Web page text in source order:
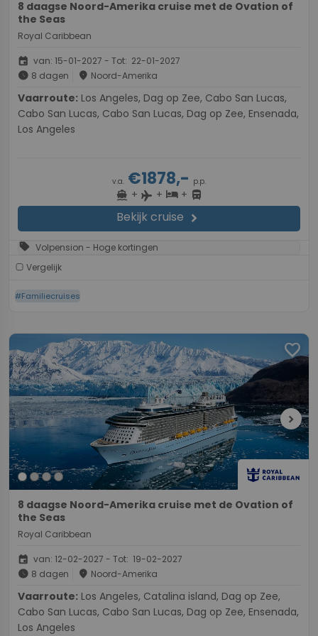
8 daagse Noord-Amerika cruise met de Ovation of
the Seas
Royal Caribbean
event van: 15-01-2027 - Tot: 22-01-2027
schedule 8 dagen place Noord-Amerika
Vaarroute:
Cabo San Lucas, Cabo San Lucas, Dag op Zee, Ensenada,
Los Angeles
v.a. €1878,- p.p.
directions_boat + flight + hotel+ directions_bus
Bekijk cruise chevron_right
sell Volpension - Hoge kortingen
Vergelijk
#Familiecruises
favorite
chevron_right
8 daagse Noord-Amerika cruise met de Ovation of
the Seas
Royal Caribbean
event van: 12-02-2027 - Tot: 19-02-2027
schedule 8 dagen place Noord-Amerika
Vaarroute:
Cabo San Lucas, Cabo San Lucas, Dag op Zee, Ensenada,
Los Angeles